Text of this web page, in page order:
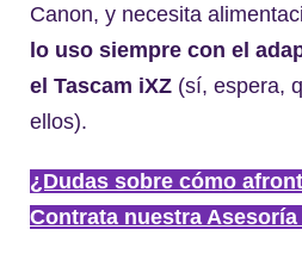
Canon, y necesita
lo uso siempre con el
el Tascam iXZ (sí, espera,
ellos).
¿Dudas sobre cómo
Contrata nuestra